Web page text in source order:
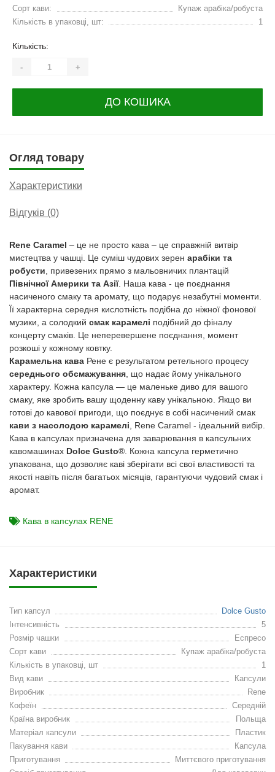
Сорт кави:
Купаж арабіка/робуста
Кількість в упаковці, шт:
1
Кількість:
- +
ДО КОШИКА
Огляд товару
Характеристики
Відгуків (0)
Rene Caramel – це не просто кава – це справжній витвір
мистецтва у чашці. Це суміш чудових зерен арабіки та
робусти , привезених прямо з мальовничих плантацій
Північної Америки та Азії. Наша кава - це поєднання
насиченого смаку та аромату, що подарує незабутні моменти.
Її характерна середня кислотність подібна до ніжної фонової
музики, а солодкий смак карамелі подібний до фіналу
концерту смаків. Це неперевершене поєднання, момент
розкоші у кожному ковтку.
Карамельна кава Рене є результатом ретельного процесу
середнього обсмажування , що надає йому унікального
характеру. Кожна капсула — це маленьке диво для вашого
смаку, яке зробить вашу щоденну каву унікальною. Якщо ви
готові до кавової пригоди, що поєднує в собі насичений смак
кави з насолодою карамелі , Rene Caramel - ідеальний вибір.
Кава в капсулах призначена для заварювання в капсульних
кавомашинах Dolce Gusto®. Кожна капсула герметично
упакована, що дозволяє каві зберігати всі свої властивості та
якості навіть після багатьох місяців, гарантуючи чудовий смак і
аромат.
Кава в капсулах RENE
Характеристики
Тип капсул
Dolce Gusto
Інтенсивність
5
Розмір чашки
Еспресо
Сорт кави
Купаж арабіка/робуста
Кількість в упаковці, шт
1
Вид кави
Капсули
Виробник
Rene
Кофеїн
Середній
Країна виробник
Польща
Матеріал капсули
Пластик
Пакування кави
Капсула
Приготування
Миттєвого приготування